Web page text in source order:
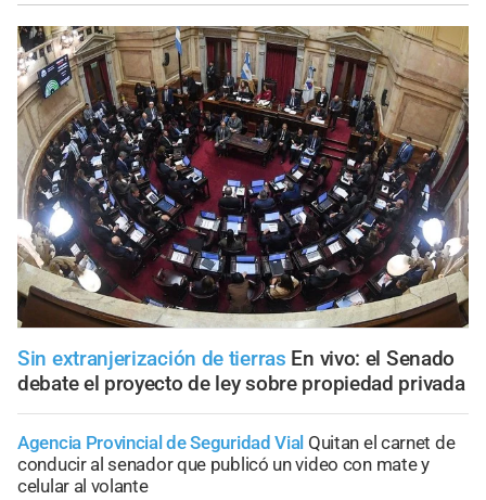
Sin extranjerización de tierras En vivo: el Senado
debate el proyecto de ley sobre propiedad privada
Agencia Provincial de Seguridad Vial Quitan el carnet de
conducir al senador que publicó un video con mate y
celular al volante